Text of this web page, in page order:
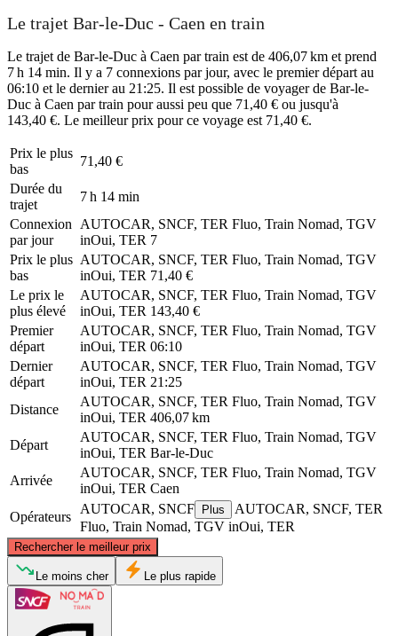
Le trajet Bar-le-Duc - Caen en train
Le trajet de Bar-le-Duc à Caen par train est de 406,07 km et prend
7 h 14 min. Il y a 7 connexions par jour, avec le premier départ au
06:10 et le dernier au 21:25. Il est possible de voyager de Bar-le-
Duc à Caen par train pour aussi peu que 71,40 € ou jusqu'à
143,40 €. Le meilleur prix pour ce voyage est 71,40 €.
Prix ​​le plus
bas
71,40 €
Durée du
trajet
7 h 14 min
Connexion
par jour
AUTOCAR, SNCF, TER Fluo, Train Nomad, TGV
inOui, TER 7
Prix ​​le plus
bas
AUTOCAR, SNCF, TER Fluo, Train Nomad, TGV
inOui, TER 71,40 €
Le prix le
plus élevé
AUTOCAR, SNCF, TER Fluo, Train Nomad, TGV
inOui, TER 143,40 €
Premier
départ
AUTOCAR, SNCF, TER Fluo, Train Nomad, TGV
inOui, TER 06:10
Dernier
départ
AUTOCAR, SNCF, TER Fluo, Train Nomad, TGV
inOui, TER 21:25
Distance
AUTOCAR, SNCF, TER Fluo, Train Nomad, TGV
inOui, TER 406,07 km
Départ
AUTOCAR, SNCF, TER Fluo, Train Nomad, TGV
inOui, TER Bar-le-Duc
Arrivée
AUTOCAR, SNCF, TER Fluo, Train Nomad, TGV
inOui, TER Caen
Opérateurs
AUTOCAR, SNCF Plus
AUTOCAR, SNCF, TER
Fluo, Train Nomad, TGV inOui, TER
Rechercher le meilleur prix
© CARTO, ©OpenStreetMap
Le moins cher Le plus rapide